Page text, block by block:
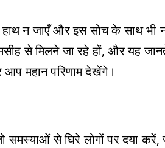
हाथ न जाएँ और इस सोच के साथ
से मिलने जा रहे हों, और यह
महान परिणाम देखेंगे।
से घिरे लोगों पर दया